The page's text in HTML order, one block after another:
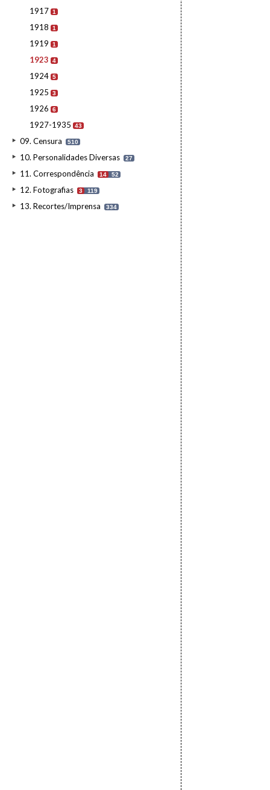
1917 1
1918 1
1919 1
1923 4
1924 5
1925 3
1926 6
1927-1935 43
09. Censura 510
10. Personalidades Diversas 27
11. Correspondência 14 52
12. Fotografias 3 119
13. Recortes/Imprensa 334